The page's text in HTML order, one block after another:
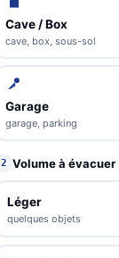
Cave / Box
cave, box, sous-sol
Garage
garage, parking
2 Volume à évacuer
Léger
quelques objets